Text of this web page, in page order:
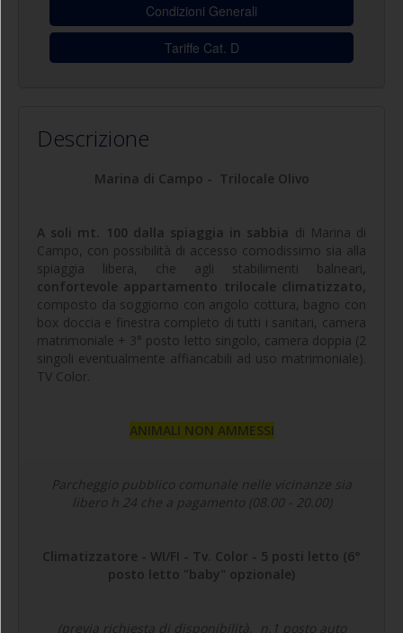
Condizioni Generali
Tariffe Cat. D
Descrizione
Marina di Campo - Trilocale Olivo
A soli mt. 100 dalla spiaggia in sabbia di Marina di
Campo, con possibilità di accesso comodissimo sia alla
spiaggia libera, che agli stabilimenti balneari,
confortevole appartamento trilocale climatizzato,
composto da soggiorno con angolo cottura, bagno con
box doccia e finestra completo di tutti i sanitari, camera
matrimoniale + 3° posto letto singolo, camera doppia (2
singoli eventualmente affiancabili ad uso matrimoniale).
TV Color.
ANIMALI NON AMMESSI
Parcheggio pubblico comunale nelle vicinanze sia
libero h 24 che a pagamento (08.00 - 20.00)
Climatizzatore - WI/FI - Tv. Color - 5 posti letto (6°
posto letto "baby" opzionale)
(previa richiesta di disponibilità, n.1 posto auto